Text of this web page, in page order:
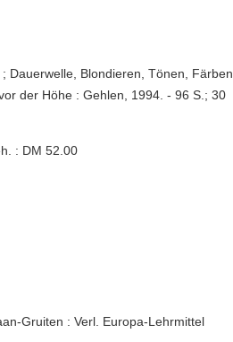
Dauerwelle, Blondieren, Tönen, Färben,
der Höhe : Gehlen, 1994. - 96 S.; 30
: DM 52.00
Gruiten : Verl. Europa-Lehrmittel